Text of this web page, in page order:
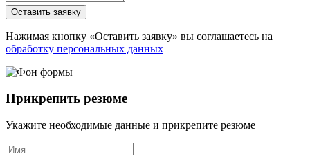
Оставить заявку
Нажимая кнопку «Оставить заявку» вы соглашаетесь на
обработку персональных данных
Прикрепить резюме
Укажите необходимые данные и прикрепите резюме